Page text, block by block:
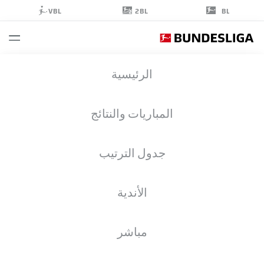
BL
2BL
VBL
الرئيسية
المباريات والنتائج
جدول الترتيب
الأندية
مباشر